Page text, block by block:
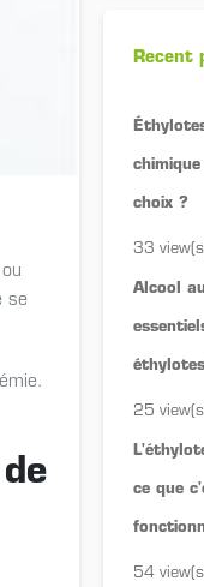
se
Recent
choix ?
33
Alcool
25
ce que
54